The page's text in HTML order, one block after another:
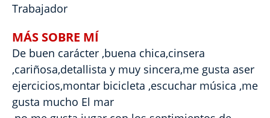
Trabajador
MÁS SOBRE MÍ
De buen carácter ,buena chica,cinsera
,cariñosa,detallista y muy sincera,me gusta aser
ejercicios,montar bicicleta ,escuchar música ,me
gusta mucho El mar